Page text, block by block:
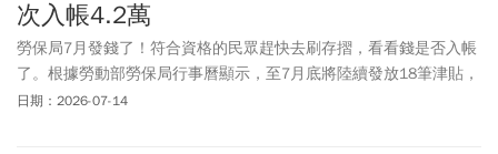
次入帳4.2萬
勞保局7月發錢了！符合資格的民眾趕快去刷存摺，看看錢是否入帳
了。根據勞動部勞保局行事曆顯示，至7月底將陸續發放18筆津貼，
包括勞保年金給付、國民年金保險
日期：2026-07-14